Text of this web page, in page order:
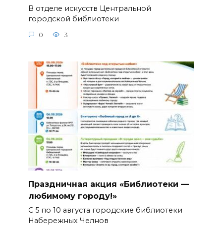
В отделе искусств Центральной
городской библиотеки
0 3
Праздничная акция «Библиотеки —
любимому городу!»
С 5 по 10 августа городские библиотеки
Набережных Челнов